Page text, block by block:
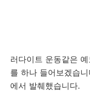
러다이트 운동같은
를 하나 들어보겠습
에서 발췌했습니다.